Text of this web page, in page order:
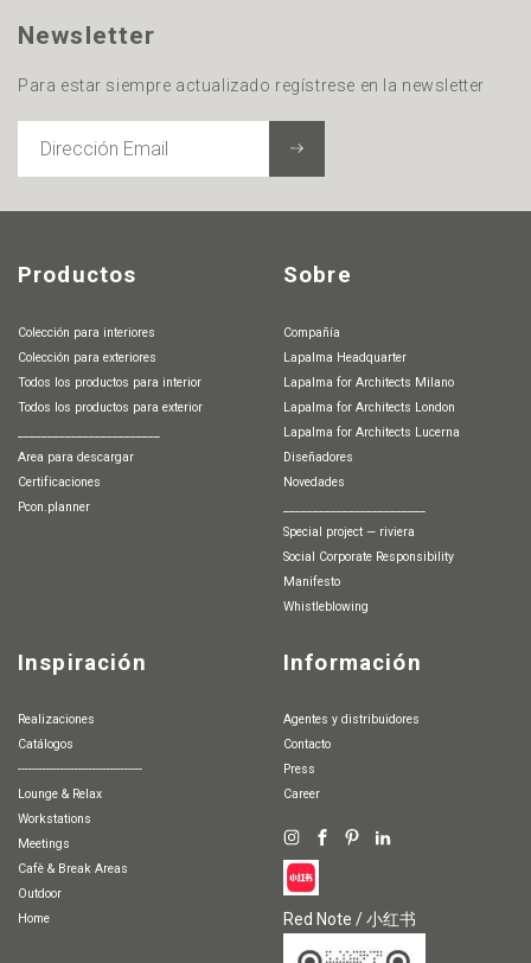
Newsletter
Para estar siempre actualizado regístrese en la newsletter
EMAIL
Productos
Colección para interiores
Colección para exteriores
Todos los productos para interior
Todos los productos para exterior
Area para descargar
Certificaciones
pcon.planner
Sobre
Compañía
Lapalma Headquarter
Lapalma for Architects Milano
Lapalma for Architects London
Lapalma for Architects Lucerna
Diseñadores
Novedades
special project — riviera
Social Corporate Responsibility
Manifesto
whistleblowing
Inspiración
Realizaciones
Catálogos
-----------------------------------
Lounge & Relax
Workstations
Meetings
Cafè & Break Areas
Outdoor
Home
Información
agentes y distribuidores
Contacto
Press
Career
Red Note / 小红书